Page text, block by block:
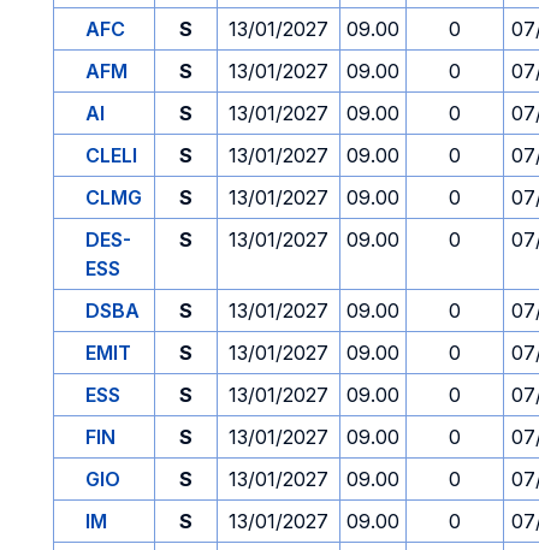
AFC
S 13/01/2027 09.00 0
AFM
S 13/01/2027 09.00 0
AI
S 13/01/2027 09.00 0
CLELI
S 13/01/2027 09.00 0
CLMG
S 13/01/2027 09.00 0
DES-
ESS
S 13/01/2027 09.00 0
DSBA S 13/01/2027 09.00 0
EMIT
S 13/01/2027 09.00 0
ESS
S 13/01/2027 09.00 0
FIN
S 13/01/2027 09.00 0
GIO
S 13/01/2027 09.00 0
IM
S 13/01/2027 09.00 0